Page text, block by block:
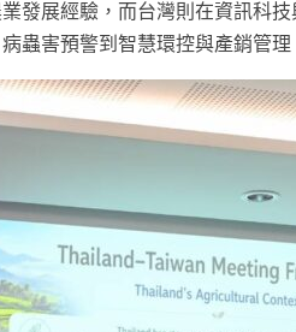
發展經驗，而台灣則在資訊科
蟲害預警到智慧環控與產銷管